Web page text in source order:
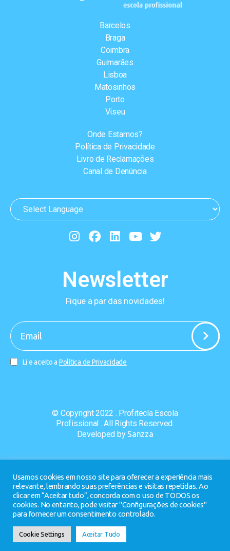
Barcelos
Braga
Coimbra
Guimarães
Lisboa
Matosinhos
Porto
Viseu
Onde Estamos?
Política de Privacidade
Livro de Reclamações
Canal de Denúncia
Newsletter
Fique a par das novidades!
Li e aceito a Política de Privacidade
-
© Copyright 2022 . Profitecla Escola
Profissional . All Rights Reserved.
Developed by Sanzza
Usamos cookies em nosso site para oferecer a experiência mais
relevante, lembrando suas preferências e visitas repetidas. Ao
clicar em “Aceitar tudo”, concorda com o uso de TODOS os
cookies. No entanto, pode visitar "Configurações de cookies"
para fornecer um consentimento controlado.
Cookie Settings Aceitar Tudo